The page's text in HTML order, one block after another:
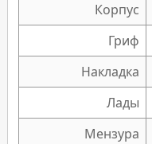
Корпус
Гриф
Накладка
Лады
Мензура